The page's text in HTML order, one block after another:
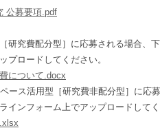
公募要項.pdf
究費配分型］に応募される場合、下
プロードしてください。
について.docx
ス活用型［研究費非配分型］に応募
インフォーム上でアップロードして